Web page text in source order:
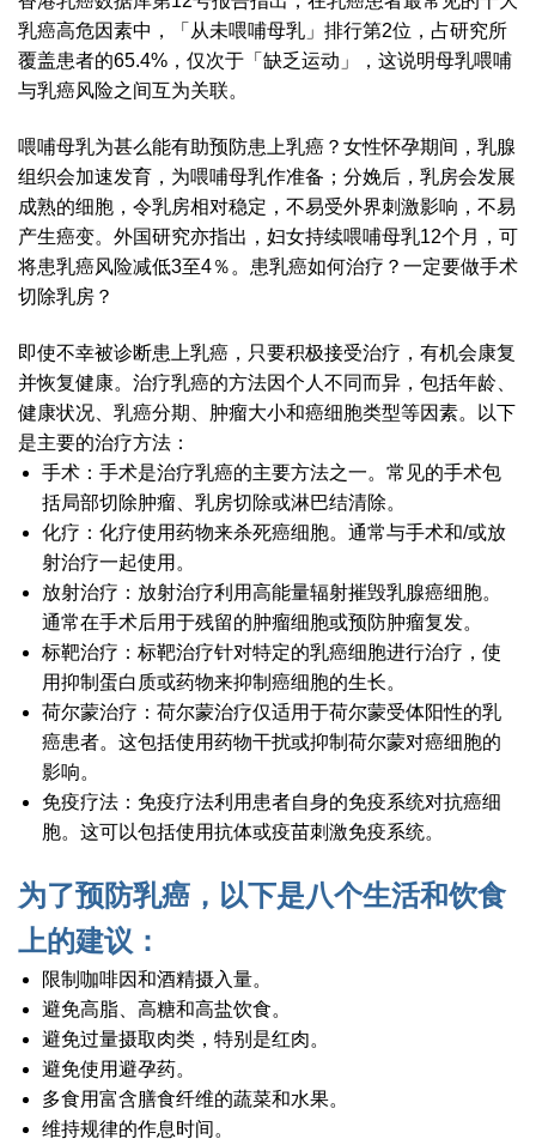
乳癌高危因素中，「从未喂哺母乳」排行第2位，占研究所
覆盖患者的65.4%，仅次于「缺乏运动」，这说明母乳喂哺
与乳癌风险之间互为关联。
喂哺母乳为甚么能有助预防患上乳癌？女性怀孕期间，乳腺
组织会加速发育，为喂哺母乳作准备；分娩后，乳房会发展
成熟的细胞，令乳房相对稳定，不易受外界刺激影响，不易
产生癌变。外国研究亦指出，妇女持续喂哺母乳12个月，可
将患乳癌风险减低3至4％。患乳癌如何治疗？一定要做手术
切除乳房？
即使不幸被诊断患上乳癌，只要积极接受治疗，有机会康复
并恢复健康。治疗乳癌的方法因个人不同而异，包括年龄、
健康状况、乳癌分期、肿瘤大小和癌细胞类型等因素。以下
是主要的治疗方法：
手术：手术是治疗乳癌的主要方法之一。常见的手术包
括局部切除肿瘤、乳房切除或淋巴结清除。
化疗：化疗使用药物来杀死癌细胞。通常与手术和/或放
射治疗一起使用。
放射治疗：放射治疗利用高能量辐射摧毁乳腺癌细胞。
通常在手术后用于残留的肿瘤细胞或预防肿瘤复发。
标靶治疗：标靶治疗针对特定的乳癌细胞进行治疗，使
用抑制蛋白质或药物来抑制癌细胞的生长。
荷尔蒙治疗：荷尔蒙治疗仅适用于荷尔蒙受体阳性的乳
癌患者。这包括使用药物干扰或抑制荷尔蒙对癌细胞的
影响。
免疫疗法：免疫疗法利用患者自身的免疫系统对抗癌细
胞。这可以包括使用抗体或疫苗刺激免疫系统。
为了预防乳癌，以下是八个生活和饮食
上的建议：
限制咖啡因和酒精摄入量。
避免高脂、高糖和高盐饮食。
避免过量摄取肉类，特别是红肉。
避免使用避孕药。
多食用富含膳食纤维的蔬菜和水果。
维持规律的作息时间。